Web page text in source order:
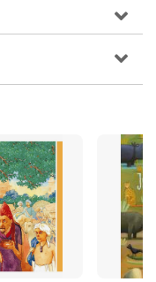
很大。吉卜林6
印度，當了7年
供了很好的素
出的散文作家之
，婚後遷居美國。
國定居。後來他遊
國逝世。
想像力、生動的
獎。代表作有《叢
吉姆》、《原來